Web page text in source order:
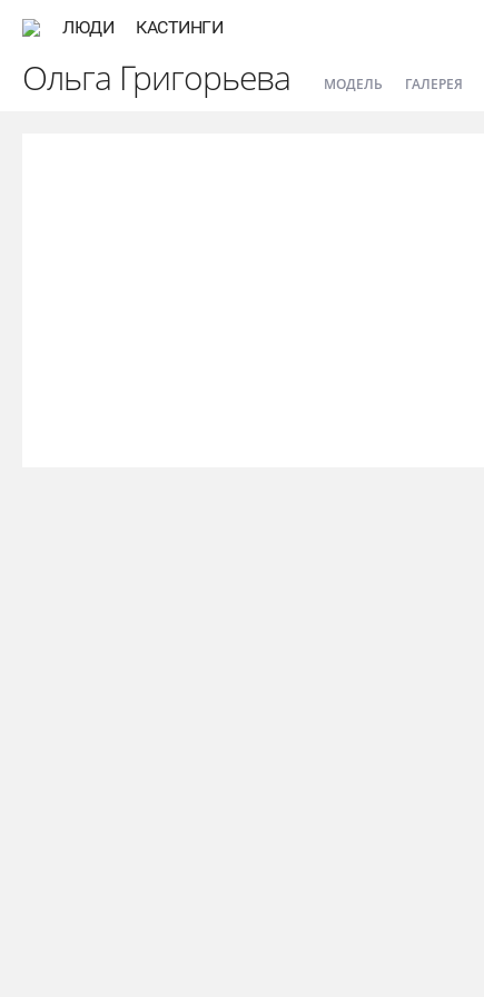
ЛЮДИ КАСТИНГИ
Ольга Григорьева МОДЕЛЬ ГАЛЕРЕЯ